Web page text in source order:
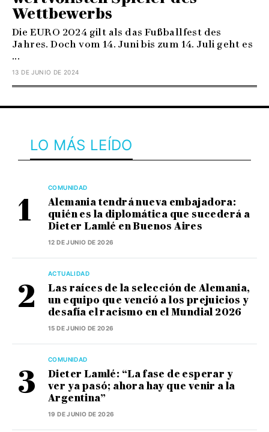
Wettbewerbs
Die EURO 2024 gilt als das Fußballfest des
Jahres. Doch vom 14. Juni bis zum 14. Juli geht es
...
13 DE JUNIO DE 2024
LO MÁS LEÍDO
COMUNIDAD
Alemania tendrá nueva embajadora:
quién es la diplomática que sucederá a
Dieter Lamlé en Buenos Aires
12 DE JUNIO DE 2026
ACTUALIDAD
Las raíces de la selección de Alemania,
un equipo que venció a los prejuicios y
desafía el racismo en el Mundial 2026
15 DE JUNIO DE 2026
COMUNIDAD
Dieter Lamlé: “La fase de esperar y
ver ya pasó; ahora hay que venir a la
Argentina”
19 DE JUNIO DE 2026